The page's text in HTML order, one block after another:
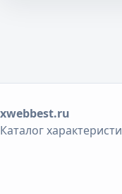
xwebbest.ru
Каталог